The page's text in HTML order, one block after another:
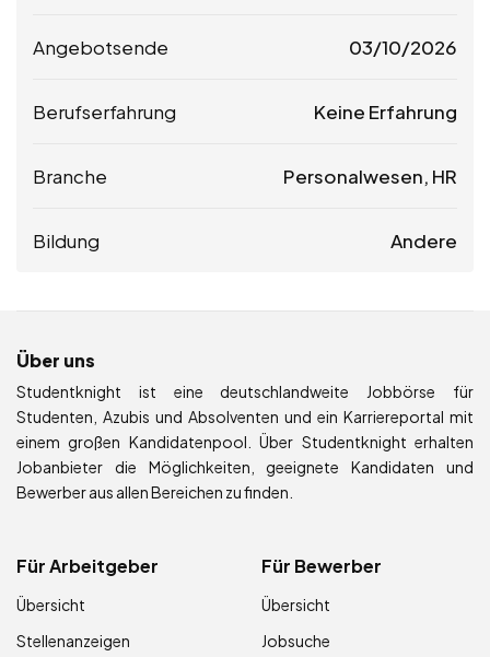
Angebotsende 03/10/2026
Berufserfahrung Keine Erfahrung
Branche Personalwesen, HR
Bildung Andere
Über uns
Studentknight ist eine deutschlandweite Jobbörse für
Studenten, Azubis und Absolventen und ein Karriereportal mit
einem großen Kandidatenpool. Über Studentknight erhalten
Jobanbieter die Möglichkeiten, geeignete Kandidaten und
Bewerber aus allen Bereichen zu finden.
Für Arbeitgeber
Übersicht
Stellenanzeigen
Für Bewerber
Übersicht
Jobsuche